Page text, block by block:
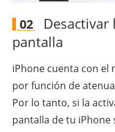
02
pantalla
iPhone cuenta con el
por función de
Por lo tanto, si la
pantalla de tu iPhone